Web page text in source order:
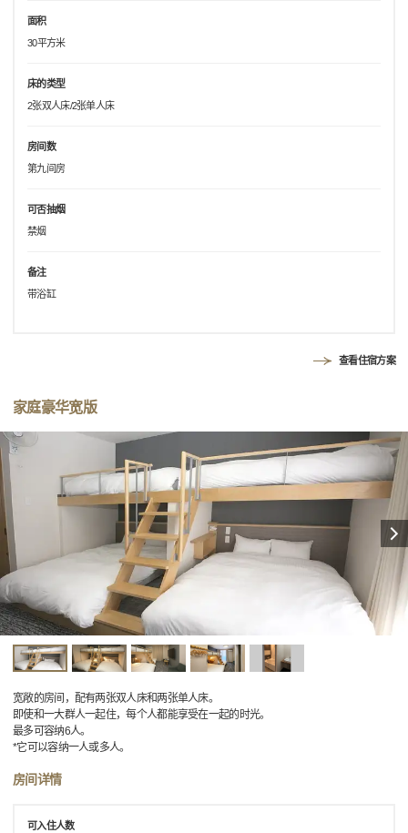
面积
30平方米
床的类型
2张双人床/2张单人床
房间数
第九间房
可否抽烟
禁烟
备注
带浴缸
查看住宿方案
家庭豪华宽版
宽敞的房间，配有两张双人床和两张单人床。
即使和一大群人一起住，每个人都能享受在一起的时光。
最多可容纳6人。
*它可以容纳一人或多人。
房间详情
可入住人数